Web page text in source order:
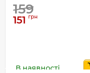
159
151 грн
В наявності